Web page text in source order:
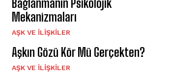
Bağlanmanın Psikolojik
Mekanizmaları
AŞK VE İLIŞKILER
Aşkın Gözü Kör Mü Gerçekten?
AŞK VE İLIŞKILER